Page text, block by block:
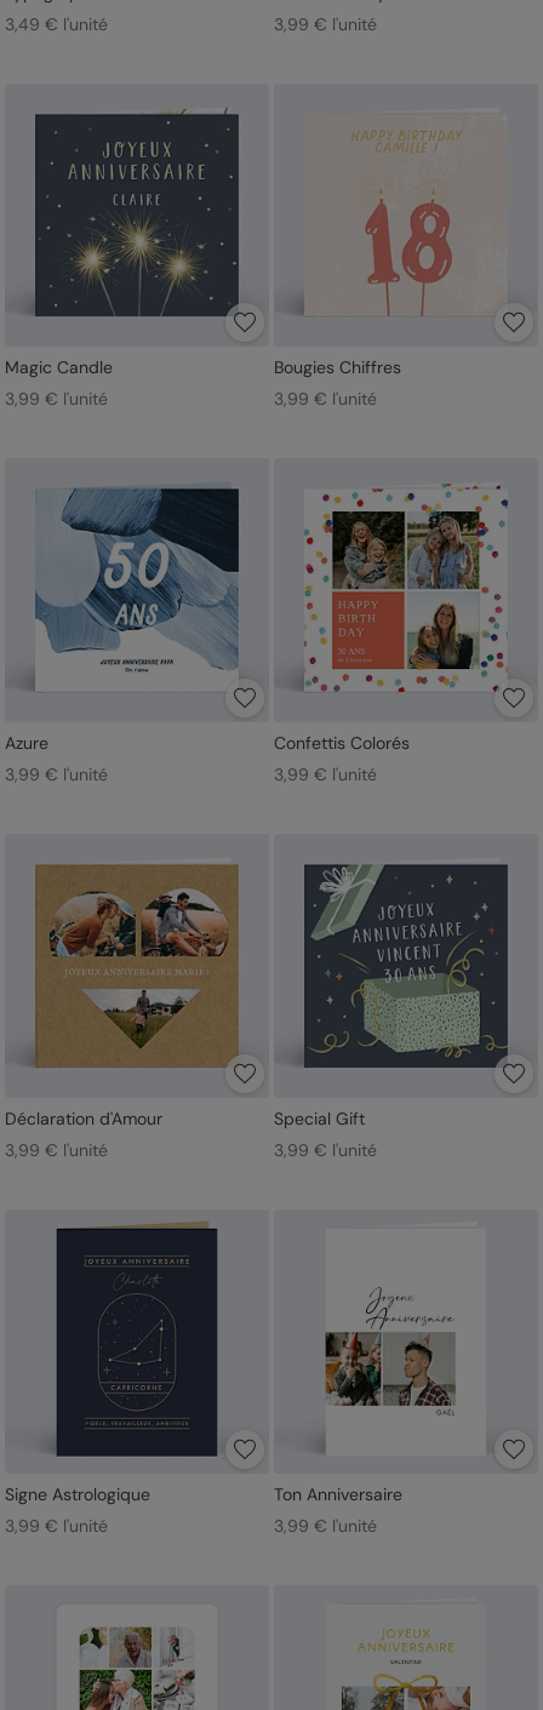
3,49 € l'unité
3,99 € l'unité
Magic Candle
3,99 € l'unité
Bougies Chiffres
3,99 € l'unité
Azure
3,99 € l'unité
Confettis Colorés
3,99 € l'unité
Déclaration d'Amour
3,99 € l'unité
Special Gift
3,99 € l'unité
Signe Astrologique
3,99 € l'unité
Ton Anniversaire
3,99 € l'unité